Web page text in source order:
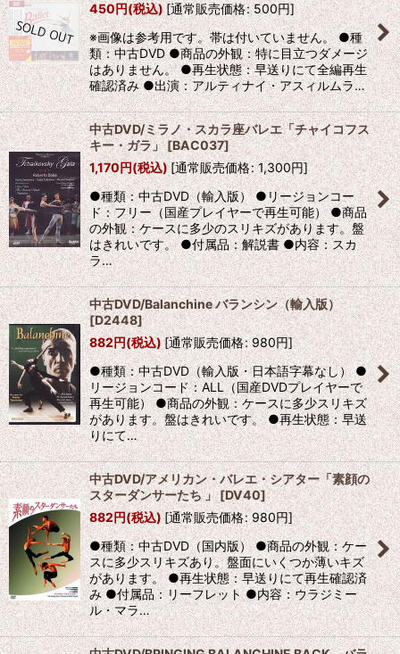
450円(税込)[通常販売価格: 500円]
※画像は参考用です。帯は付いていません。 ●種
類：中古DVD ●商品の外観：特に目立つダメージ
はありません。 ●再生状態：早送りにて全編再生
確認済み ●出演：アルティナイ・アスィルムラ…
中古DVD/ミラノ・スカラ座バレエ「チャイコフス
キー・ガラ」[BAC037]
1,170円(税込)[通常販売価格: 1,300円]
●種類：中古DVD（輸入版） ●リージョンコー
ド：フリー（国産プレイヤーで再生可能） ●商品
の外観：ケースに多少のスリキズがあります。盤
はきれいです。 ●付属品：解説書 ●内容：スカ
ラ…
中古DVD/Balanchine バランシン（輸入版）
[D2448]
882円(税込) [通常販売価格: 980円]
●種類：中古DVD（輸入版・日本語字幕なし） ●
リージョンコード：ALL（国産DVDプレイヤーで
再生可能） ●商品の外観：ケースに多少スリキズ
があります。盤はきれいです。 ●再生状態：早送
りにて…
中古DVD/アメリカン・バレエ・シアター「素顔の
スターダンサーたち 」[DV40]
882円(税込)[通常販売価格: 980円]
●種類：中古DVD（国内版） ●商品の外観：ケー
スに多少スリキズあり。盤面にいくつか薄いキズ
があります。 ●再生状態：早送りにて再生確認済
み ●付属品：リーフレット ●内容：ウラジミー
ル・マラ…